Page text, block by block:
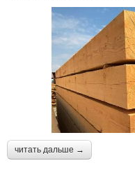
читать дальше →